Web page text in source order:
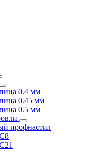
0.4 мм
0.45 мм
0.5 мм
профнастил